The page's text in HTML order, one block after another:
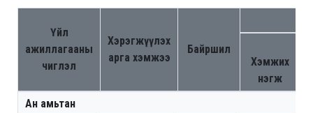
Үйл
ажиллагааны
чиглэл
Хэрэгжүүлэх
арга хэмжээ
Байршил
Хэмжих
нэгж
Ан амьтан